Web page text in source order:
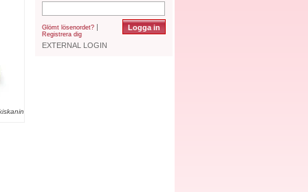
Glömt lösenordet? |
Registrera dig
EXTERNAL LOGIN